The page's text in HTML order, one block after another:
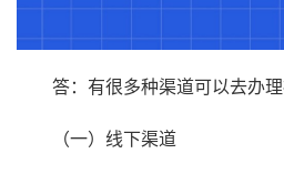
答：有很多种渠道可以去办理
（一）线下渠道